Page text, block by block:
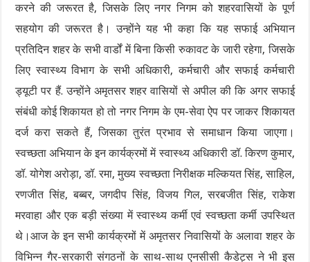
करने की जरूरत है, जिसके लिए नगर निगम को शहरवासियों के पूर्ण
सहयोग की जरूरत है। उन्होंने यह भी कहा कि यह सफाई अभियान
प्रतिदिन शहर के सभी वार्डों में बिना किसी रुकावट के जारी रहेगा, जिसके
लिए स्वास्थ्य विभाग के सभी अधिकारी, कर्मचारी और सफाई कर्मचारी
ड्यूटी पर हैं. उन्होंने अमृतसर शहर वासियों से अपील की कि अगर सफाई
संबंधी कोई शिकायत हो तो नगर निगम के एम-सेवा ऐप पर जाकर शिकायत
दर्ज करा सकते हैं, जिसका तुरंत प्रभाव से समाधान किया जाएगा।
स्वच्छता अभियान के इन कार्यक्रमों में स्वास्थ्य अधिकारी डॉ. किरण कुमार,
डॉ. योगेश अरोड़ा, डॉ. रमा, मुख्य स्वच्छता निरीक्षक मल्कियत सिंह, साहिल,
रणजीत सिंह, बब्बर, जगदीप सिंह, विजय गिल, सरबजीत सिंह, राकेश
मरवाहा और एक बड़ी संख्या में स्वास्थ्य कर्मी एवं स्वच्छता कर्मी उपस्थित
थे।आज के इन सभी कार्यक्रमों में अमृतसर निवासियों के अलावा शहर के
विभिन्न गैर-सरकारी संगठनों के साथ-साथ एनसीसी कैडेट्स ने भी इस